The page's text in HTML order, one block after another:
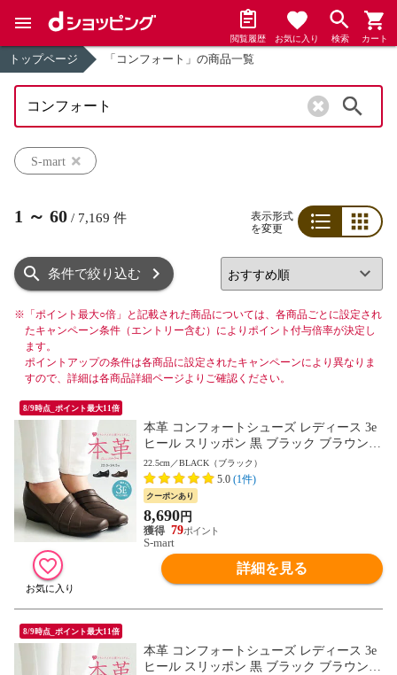
閲覧履歴 お気に入り 検索 カート
トップページ 「コンフォート」の商品一覧
S-mart
1 ～ 60 / 7,169 件
表示形式
を変更
条件で絞り込む
※ 「ポイント最大○倍」と記載された商品については、各商品ごとに設定され
たキャンペーン条件（エントリー含む）によりポイント付与倍率が決定し
ます。
ポイントアップの条件は各商品に設定されたキャンペーンにより異なりま
すので、詳細は各商品詳細ページよりご確認ください。
8/9時点_ポイント最大11倍
本革 コンフォートシューズ レディース 3e
ヒール スリッポン 黒 ブラック ブラウン
軽量 軽い 人気 ウォーキングシューズ カジ
ュアルシューズ レザー おしゃれ 歩きやす
い 痛くない 旅行 ウェッジ 母の日 敬老の
日 プレゼント 245-2605 送料無料
22.5cm／BLACK（ブラック）
5.0 (1件)
クーポンあり
8,690円
79
S-mart
詳細を見る
8/9時点_ポイント最大11倍
本革 コンフォートシューズ レディース 3e
ヒール スリッポン 黒 ブラック ブラウン